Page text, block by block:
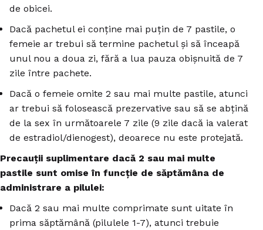
de obicei.
Dacă pachetul ei conține mai puțin de 7 pastile, o
femeie ar trebui să termine pachetul și să înceapă
unul nou a doua zi, fără a lua pauza obișnuită de 7
zile între pachete.
Dacă o femeie omite 2 sau mai multe pastile, atunci
ar trebui să folosească prezervative sau să se abțină
de la sex în următoarele 7 zile (9 zile dacă ia valerat
de estradiol/dienogest), deoarece nu este protejată.
Precauții suplimentare dacă 2 sau mai multe
pastile sunt omise în funcție de săptămâna de
administrare a pilulei:
Dacă 2 sau mai multe comprimate sunt uitate în
prima săptămână (pilulele 1-7), atunci trebuie